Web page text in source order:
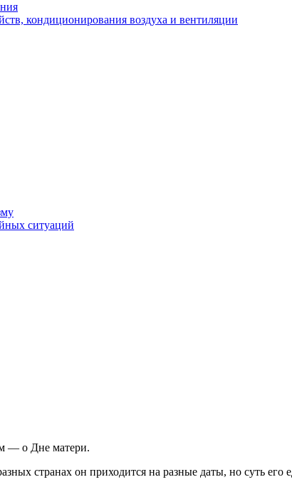
кондиционирования воздуха и вентиляции
ситуаций
— о Дне матери.
странах он приходится на разные даты, но суть